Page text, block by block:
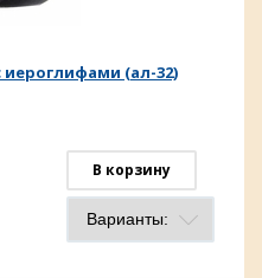
(ал-32)
В корзину